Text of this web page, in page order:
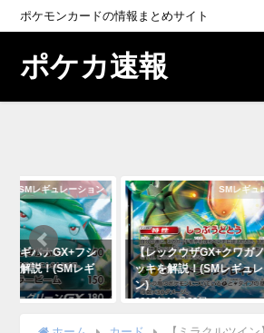
ポケモンカードの情報まとめサイト
ポケカ速報
SMレギュレーション
クウザGX+クワガノン】デ
解説！(SMレギュレーショ
11月29日
【ヌメラ+チルタ
解説！(SMレギュ
2018年10月31日